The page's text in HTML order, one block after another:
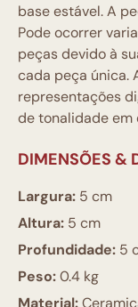
base estável. A
Pode ocorrer
peças devido à
cada peça única.
representações
de tonalidade
DIMENSÕES &
Largura: 5 cm
Altura: 5 cm
Profundidade: 5
Peso:0.4 kg
Material: